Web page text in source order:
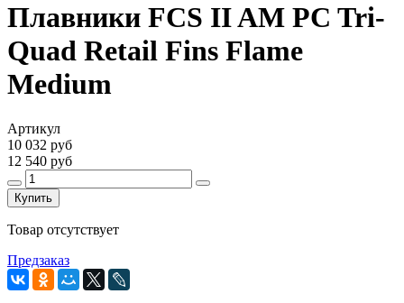
Плавники FCS II AM PC Tri-
Quad Retail Fins Flame
Medium
Артикул
10 032 руб
12 540 руб
Купить
Товар отсутствует
Предзаказ